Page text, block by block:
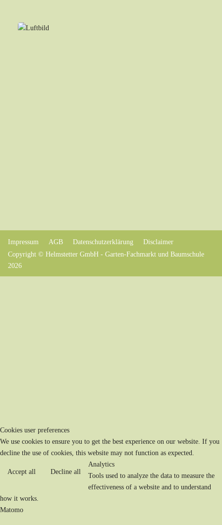
Impressum AGB Datenschutzerklärung
Disclaimer
Copyright © Helmstetter GmbH - Garten-Fachmarkt und Baumschule
2026
Cookies user preferences
We use cookies to ensure you to get the best experience on our website. If you
decline the use of cookies, this website may not function as expected.
Accept all Decline all
Analytics
Tools used to analyze the data to measure the
effectiveness of a website and to understand
how it works.
Matomo